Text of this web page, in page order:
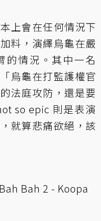
上會在任何情況下
料，演繹烏龜在嚴
的情況。其中一名
烏龜在打監護權官
法庭攻防，還是要
so epic 則是表演
就算悲痛欲絕，該
Bah 2 - Koopa